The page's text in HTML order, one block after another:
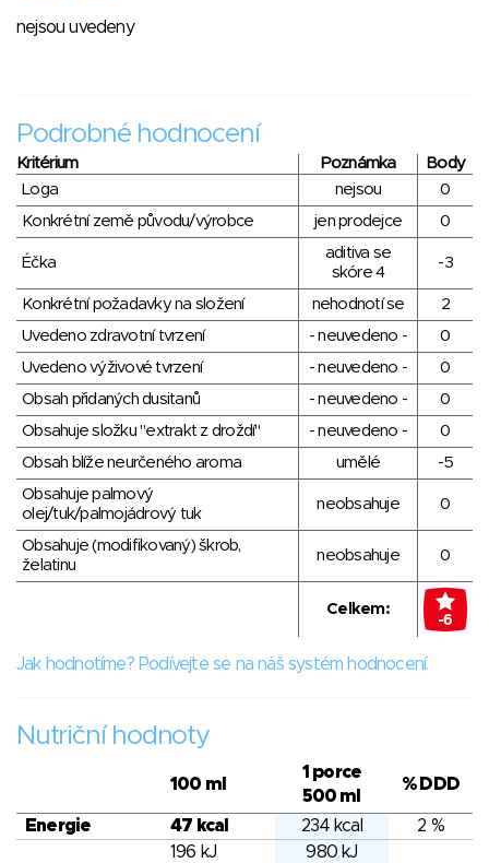
nejsou uvedeny
Podrobné hodnocení
Kritérium Poznámka
Body
Loga
nejsou
0
Konkrétní země původu/výrobce
jen prodejce 0
Éčka
aditiva se
skóre 4
-3
Konkrétní požadavky na složení nehodnotí se
2
Uvedeno zdravotní tvrzení
- neuvedeno -
0
Uvedeno výživové tvrzení
- neuvedeno -
0
Obsah přidaných dusitanů
- neuvedeno -
0
Obsahuje složku "extrakt z droždí"
- neuvedeno -
0
Obsah blíže neurčeného aroma
umělé
-5
Obsahuje palmový
olej/tuk/palmojádrový tuk
neobsahuje 0
Obsahuje (modifikovaný) škrob,
želatinu
neobsahuje 0
Celkem:
-6
Jak hodnotíme? Podívejte se na náš systém hodnocení.
Nutriční hodnoty
100 ml
1 porce
500 ml
% DDD
Energie 47 kcal 234 kcal
2 %
196 kJ
980 kJ